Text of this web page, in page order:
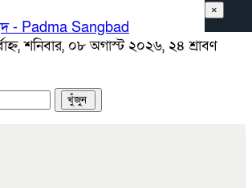
শনিবার, ০৮ অগাস্ট ২০২৬, ২৪ শ্রাবণ
×